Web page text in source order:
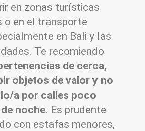
en zonas turísticas
o en el transporte
en Bali y las
Te recomiendo
de cerca,
objetos de valor y no
a por calles poco
noche. Es prudente
con estafas menores,